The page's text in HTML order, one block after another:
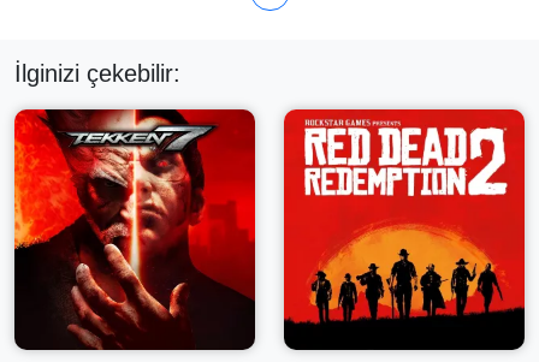
İlginizi çekebilir: